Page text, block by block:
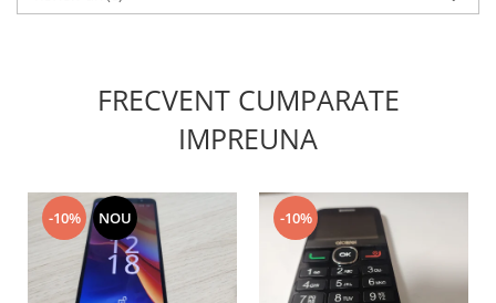
Wiko
Xiaomi
Mufa incarcare
FRECVENT CUMPARATE
IMPREUNA
-10% NOU -10%